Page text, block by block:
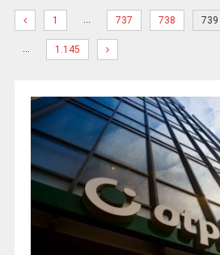
1 … 737 738 739
… 1.145